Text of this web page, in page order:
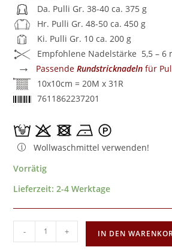
Da. Pulli Gr. 38-40 ca. 375 g
Hr. Pulli Gr. 48-50 ca. 450 g
Ki. Pulli Gr. 10 ca. 200 g
Empfohlene Nadelstärke 5,5 – 6
→ PassendeRundstricknadeln für
10x10cm = 20M x 31R
7611862237201
Wollwaschmittel verwenden!
Vorrätig
Lieferzeit:2-4 Werktage
- + IN DEN